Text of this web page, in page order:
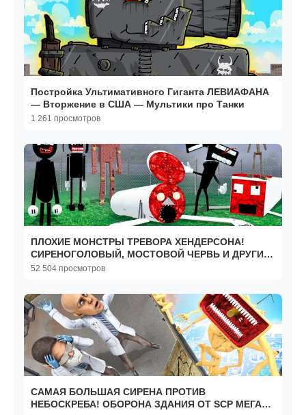
Постройка Ультимативного Гиганта ЛЕВИАФАНА
— Вторжение в США — Мультики про Танки
1 261 просмотров
ПЛОХИЕ МОНСТРЫ ТРЕВОРА ХЕНДЕРСОНА!
СИРЕНОГОЛОВЫЙ, МОСТОВОЙ ЧЕРВЬ И ДРУГИЕ!
ПОСТРОЙКИ В Garry`s Mod
52 504 просмотров
САМАЯ БОЛЬШАЯ СИРЕНА ПРОТИВ
НЕБОСКРЕБА! ОБОРОНА ЗДАНИЯ ОТ SCP МЕГА